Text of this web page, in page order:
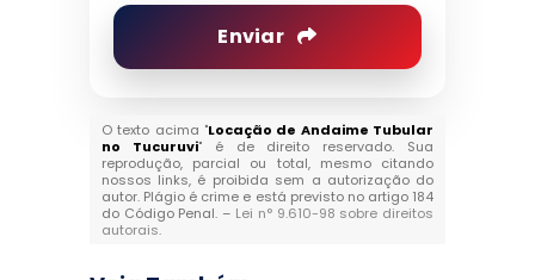
Enviar
O texto acima "Locação de Andaime Tubular
no Tucuruvi" é de direito reservado. Sua
reprodução, parcial ou total, mesmo citando
nossos links, é proibida sem a autorização do
autor. Plágio é crime e está previsto no artigo 184
do Código Penal. – Lei n° 9.610-98 sobre direitos
autorais.